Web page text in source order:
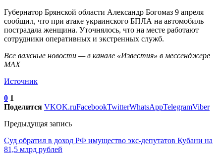
Губернатор Брянской области Александр Богомаз 9 апреля
сообщил, что при атаке украинского БПЛА на автомобиль
пострадала женщина. Уточнялось, что на месте работают
сотрудники оперативных и экстренных служб.
Все важные новости — в канале «Известия» в мессенджере
МАХ
Источник
0 1
Поделится VKOK.ruFacebookTwitterWhatsAppTelegramViber
Предыдущая запись
Суд обратил в доход РФ имущество экс-депутатов Кубани на
81,5 млрд рублей